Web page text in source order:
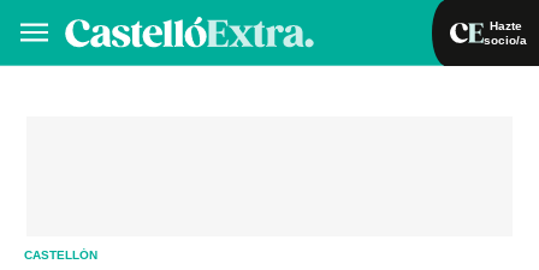
Hazte
socio/a
CASTELLÓN